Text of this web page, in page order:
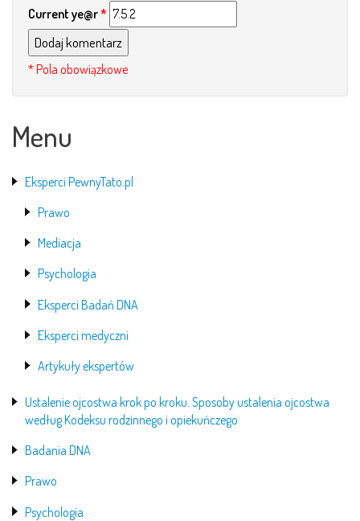
Current ye@r*
Menu
Eksperci PewnyTato.pl
Prawo
Mediacja
Psychologia
Eksperci Badań DNA
Eksperci medyczni
Artykuły ekspertów
Ustalenie ojcostwa krok po kroku. Sposoby ustalenia ojcostwa
według Kodeksu rodzinnego i opiekuńczego
Badania DNA
Prawo
Psychologia